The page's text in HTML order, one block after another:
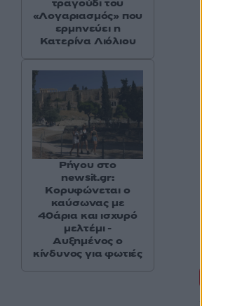
τραγούδι του
«Λογαριασμός» που
ερμηνεύει η
Κατερίνα Λιόλιου
Ρήγου στο
newsit.gr:
Κορυφώνεται ο
καύσωνας με
40άρια και ισχυρό
μελτέμι -
Αυξημένος ο
κίνδυνος για φωτιές